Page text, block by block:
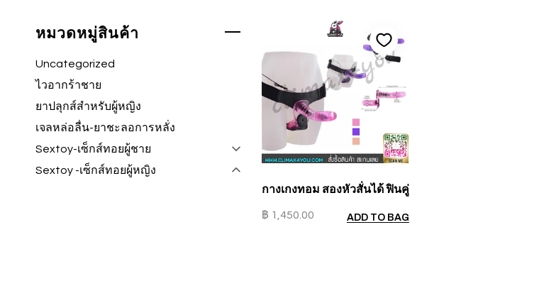
หมวดหมู่สินค้า
Uncategorized
ไวอากร้าชาย
ยาปลุกส์สำหรับผู้หญิง
เจลหล่อลื่น-ยาชะลอการหลั่ง
Sextoy-เซ็กส์ทอยผู้ชาย
Sextoy -เซ็กส์ทอยผู้หญิง
กางเกงทอม สองหัวสั่นได้ ฟินคู่
฿ 1,450.00 ADD TO BAG